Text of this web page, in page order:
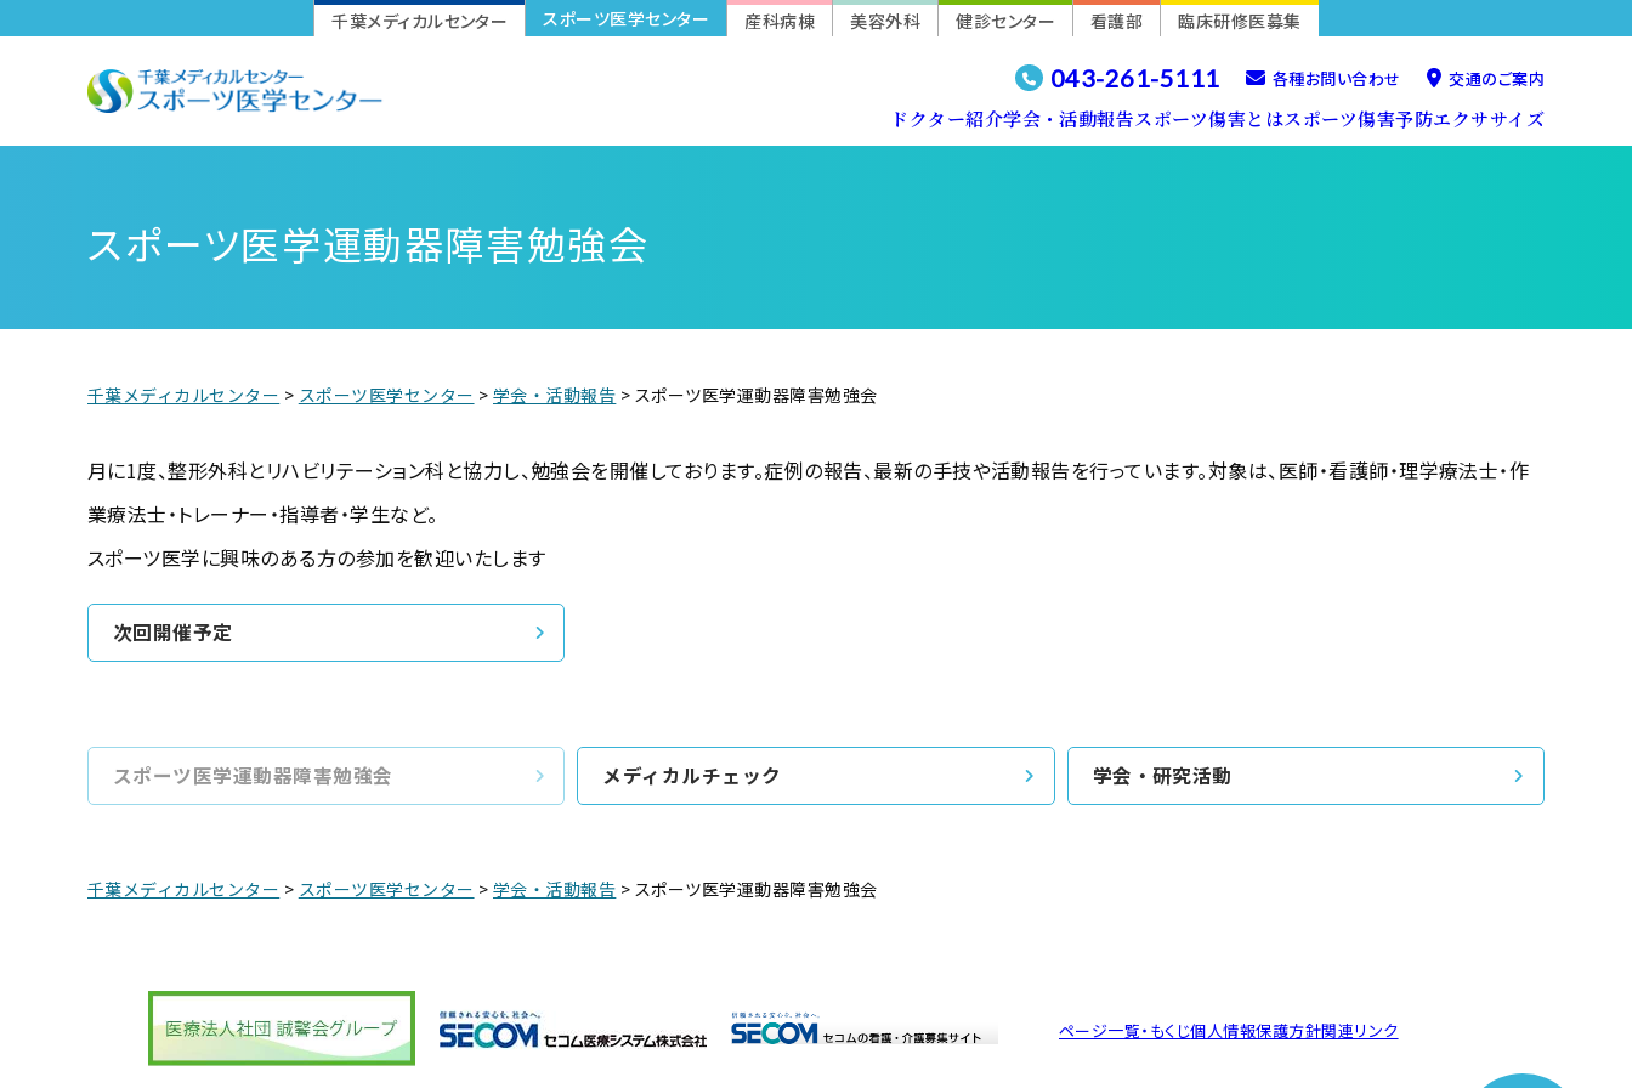
043-261-5111 各種お問い合わせ 交通のご案内
ドクター紹介学会・活動報告スポーツ傷害とは
首の障害
肩の障害
スポーツ傷害予防エクササイズ
首のエクササイズ
肩のエクササイズ
千葉メディカルセンター スポーツ医学センター 産科病棟 美容外科 健診センター 看護部 臨床研修医募集
スポーツ医学運動器障害勉強会
千葉メディカルセンター > スポーツ医学センター > 学会・活動報告 > スポーツ医学運動器障害勉強会
月に1度、整形外科とリハビリテーション科と協力し、勉強会を開催しております。症例の報告、最新の手技や活動報告を行っています。対象は、医師・看護師・理学療法士・作
業療法士・トレーナー・指導者・学生など。
スポーツ医学に興味のある方の参加を歓迎いたします
次回開催予定
スポーツ医学運動器障害勉強会 メディカルチェック 学会・研究活動
千葉メディカルセンター > スポーツ医学センター > 学会・活動報告 > スポーツ医学運動器障害勉強会
ページ一覧・もくじ個人情報保護方針関連リンク